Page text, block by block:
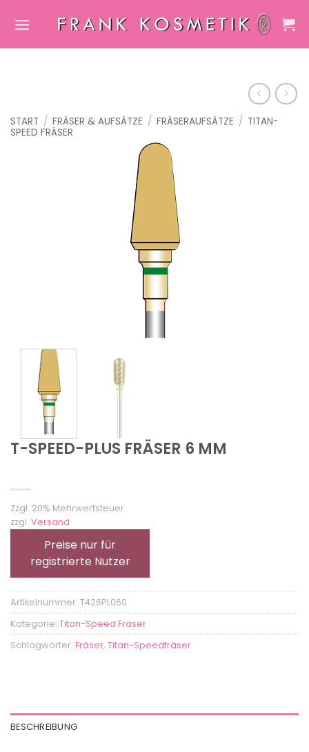
Inhalt
START / FRÄSER & AUFSÄTZE / FRÄSERAUFSÄTZE / TITAN-
SPEED FRÄSER
T-SPEED-PLUS FRÄSER 6 MM
Zzgl. 20% Mehrwertsteuer
zzgl. Versand
Preise nur für
registrierte Nutzer
Artikelnummer: T426PL060
Kategorie: Titan-Speed Fräser
Schlagwörter: Fräser, Titan-Speedfräser
BESCHREIBUNG